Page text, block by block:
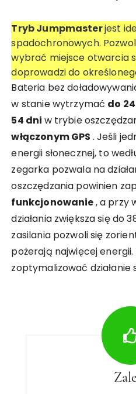
Tryb Jumpmasterjest
spadochronowych.
wybrać miejsce otwarcia
doprowadzi do
Bateria bez
w stanie wytrzymać do
54 dni w trybie
włączonym GPS . Jeśli
energii słonecznej, to
zegarka pozwala na
oszczędzania powinien
funkcjonowanie, a przy
działania zwiększa się do
zasilania pozwoli się
pożerają najwięcej
zoptymalizować